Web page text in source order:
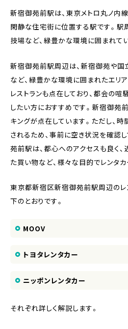
新宿御苑前駅は、東京メトロ丸ノ内
閑静な住宅街に位置する駅です。駅
技場など、緑豊かな環境に囲まれて
新宿御苑前駅周辺は、新宿御苑や国
など、緑豊かな環境に囲まれたエリ
レストランも点在しており、都会の喧
したい方におすすめです。新宿御苑
キングが点在しています。ただし、
されるため、事前に空き状況を確認
苑前駅は、都心へのアクセスも良く、
た買い物など、様々な目的でレンタ
東京都新宿区新宿御苑前駅周辺のレ
下のとおりです。
MOOV
トヨタレンタカー
ニッポンレンタカー
それぞれ詳しく解説します。